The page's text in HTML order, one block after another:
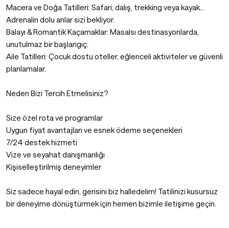
Macera ve Doğa Tatilleri: Safari, dalış, trekking veya kayak…
Adrenalin dolu anlar sizi bekliyor.
Balayı & Romantik Kaçamaklar: Masalsı destinasyonlarda,
unutulmaz bir başlangıç.
Aile Tatilleri: Çocuk dostu oteller, eğlenceli aktiviteler ve güvenli
planlamalar.
Neden Bizi Tercih Etmelisiniz?
Size özel rota ve programlar
Uygun fiyat avantajları ve esnek ödeme seçenekleri
7/24 destek hizmeti
Vize ve seyahat danışmanlığı
Kişiselleştirilmiş deneyimler
Siz sadece hayal edin, gerisini biz halledelim! Tatilinizi kusursuz
bir deneyime dönüştürmek için hemen bizimle iletişime geçin.